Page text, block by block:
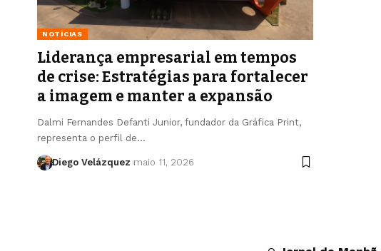
NOTÍCIAS
Liderança empresarial em tempos
de crise: Estratégias para fortalecer
a imagem e manter a expansão
Dalmi Fernandes Defanti Junior, fundador da Gráfica Print,
representa o perfil de…
Diego Velázquez maio 11, 2026